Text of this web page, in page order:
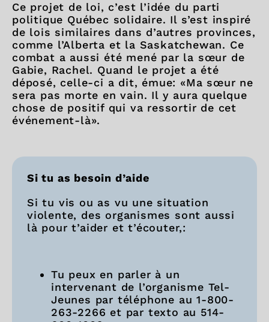
Ce projet de loi, c’est l’idée du parti
politique Québec solidaire. Il s’est inspiré
de lois similaires dans d’autres provinces,
comme l’Alberta et la Saskatchewan. Ce
combat a aussi été mené par la sœur de
Gabie, Rachel. Quand le projet a été
déposé, celle-ci a dit, émue: «Ma sœur ne
sera pas morte en vain. Il y aura quelque
chose de positif qui va ressortir de cet
événement-là».
Si tu as besoin d’aide
Si tu vis ou as vu une situation
violente, des organismes sont aussi
là pour t’aider et t’écouter,:
Tu peux en parler à un
intervenant de l’organisme Tel-
Jeunes par téléphone au 1-800-
263-2266 et par texto au 514-